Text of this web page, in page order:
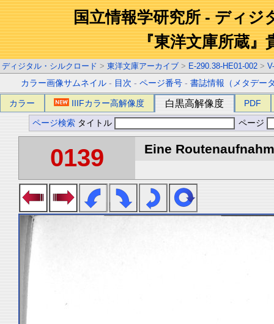
国立情報学研究所 - ディジ
『東洋文庫所蔵』
ディジタル・シルクロード > 東洋文庫アーカイブ > E-290.38-HE01-002 >
カラー画像サムネイル - 目次 -ページ番号 -書誌情報（メタデー
カラー IIIFカラー高解像度 白黒高解像度 PDF
ページ検索 タイトル ページ
0139 Eine